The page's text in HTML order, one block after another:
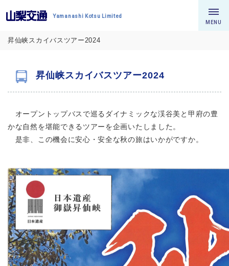
Yamanashi Kotsu Limited
MENU
昇仙峡スカイバスツアー2024
昇仙峡スカイバスツアー2024
オープントップバスで巡るダイナミックな渓谷美と甲府の豊
かな自然を堪能できるツアーを企画いたしました。
是非、この機会に安心・安全な秋の旅はいかがですか。